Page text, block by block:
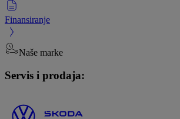
Finansiranje
Naše marke
Servis i prodaja: